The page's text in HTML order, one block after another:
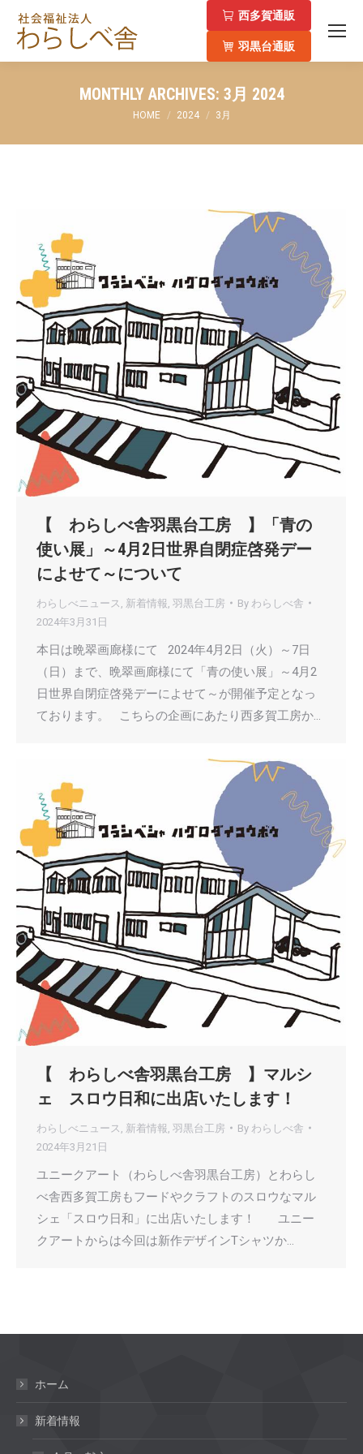
西多賀通販
羽黒台通販
MONTHLY ARCHIVES: 3月 2024
You are here:
HOME 2024 3月
【 わらしべ舎羽黒台工房 】「青の
使い展」～4月2日世界自閉症啓発デー
によせて～について
わらしべニュース 新着情報 羽黒台工房 By わらしべ舎
2024年3月31日
本日は晩翠画廊様にて 2024年4月2日（火）～7日
（日）まで、晩翠画廊様にて「青の使い展」～4月2
日世界自閉症啓発デーによせて～が開催予定となっ
ております。 こちらの企画にあたり西多賀工房か…
【 わらしべ舎羽黒台工房 】マルシ
ェ スロウ日和に出店いたします！
わらしべニュース 新着情報 羽黒台工房 By わらしべ舎
2024年3月21日
ユニークアート（わらしべ舎羽黒台工房）とわらし
べ舎西多賀工房もフードやクラフトのスロウなマル
シェ「スロウ日和」に出店いたします！ ユニー
クアートからは今回は新作デザインTシャツか…
ホーム
新着情報